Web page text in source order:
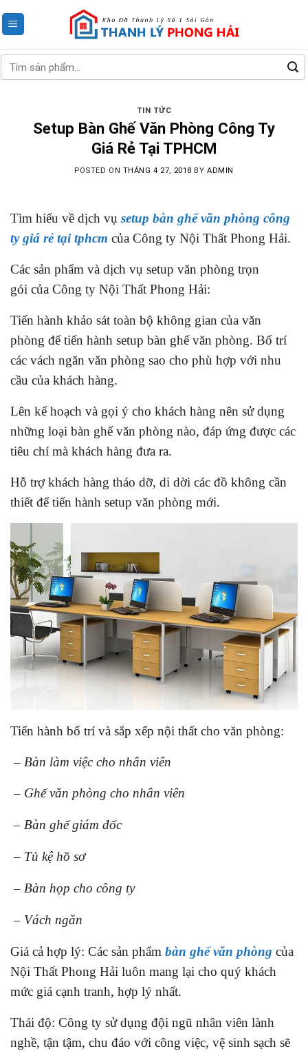
to
Tìm
kiếm:
TIN TỨC
Setup Bàn Ghế Văn Phòng Công Ty
Giá Rẻ Tại TPHCM
POSTED ON THÁNG 4 27, 2018 BY ADMIN
Tìm hiểu về dịch vụ setup bàn ghế văn phòng công
ty giá rẻ tại tphcm của Công ty Nội Thất Phong Hải.
Các sản phẩm và dịch vụ setup văn phòng trọn
gói của Công ty Nội Thất Phong Hải:
Tiến hành khảo sát toàn bộ không gian của văn
phòng để tiến hành setup bàn ghế văn phòng. Bố trí
các vách ngăn văn phòng sao cho phù hợp với nhu
cầu của khách hàng.
Lên kế hoạch và gọi ý cho khách hàng nên sử dụng
những loại bàn ghế văn phòng nào, đáp ứng được các
tiêu chí mà khách hàng đưa ra.
Hỗ trợ khách hàng tháo dỡ, di dời các đồ không cần
thiết để tiến hành setup văn phòng mới.
Tiến hành bố trí và sắp xếp nội thất cho văn phòng:
– Bàn làm việc cho nhân viên
– Ghế văn phòng cho nhân viên
– Bàn ghế giám đốc
– Tủ kệ hồ sơ
– Bàn họp cho công ty
– Vách ngăn
Giá cả hợp lý: Các sản phẩm bàn ghế văn phòng của
Nội Thất Phong Hải luôn mang lại cho quý khách
mức giá cạnh tranh, hợp lý nhất.
Thái độ: Công ty sử dụng đội ngũ nhân viên lành
nghề, tận tậm, chu đáo với công việc, vệ sinh sạch sẽ